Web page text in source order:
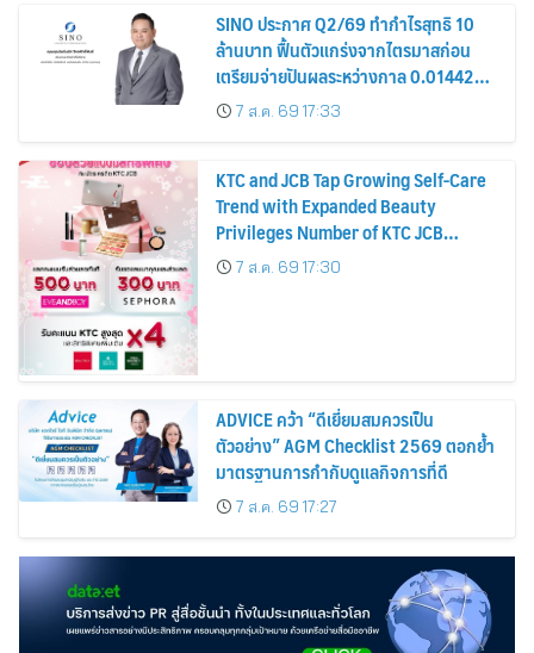
SINO ประกาศ Q2/69 ทำกำไรสุทธิ 10
ล้านบาท ฟื้นตัวแกร่งจากไตรมาสก่อน
เตรียมจ่ายปันผลระหว่างกาล 0.014423
บาทต่อหุ้น ครึ่งปีหลังมุ่งเติบโตต่อเนื่อง
7 ส.ค. 69 17:33
KTC and JCB Tap Growing Self-Care
Trend with Expanded Beauty
Privileges Number of KTC JCB
Cardmembers Spending on
Cosmetics Rises 26%
7 ส.ค. 69 17:30
ADVICE คว้า “ดีเยี่ยมสมควรเป็น
ตัวอย่าง” AGM Checklist 2569 ตอกย้ำ
มาตรฐานการกำกับดูแลกิจการที่ดี
7 ส.ค. 69 17:27